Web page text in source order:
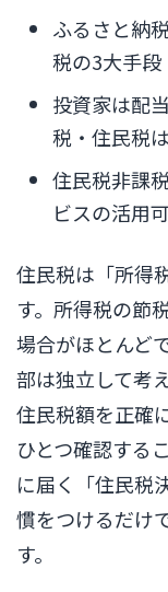
ふるさと納
税の3大手段
投資家は配
税・住民税
住民税非課
ビスの活用
住民税は「所得
す。所得税の節
場合がほとんど
部は独立して考
住民税額を正確
ひとつ確認する
に届く「住民税
慣をつけるだけ
す。